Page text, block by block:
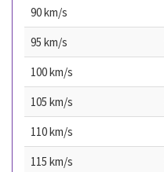
90 km/s
95 km/s
100 km/s
105 km/s
110 km/s
115 km/s